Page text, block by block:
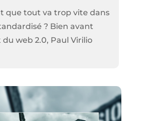
que tout va trop vite dans
? Bien avant
du web 2.0, Paul Virilio